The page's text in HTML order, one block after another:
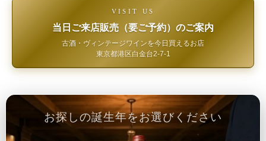
VISIT US
当日ご来店販売（要ご予約）のご案内
古酒・ヴィンテージワインを今日買えるお店
東京都港区白金台2-7-1
お探しの誕生年をお選びください